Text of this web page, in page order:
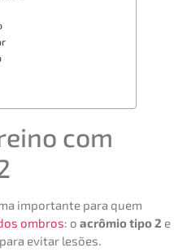
com
importante para quem
ombros: o acrômio tipo 2 e
evitar lesões.